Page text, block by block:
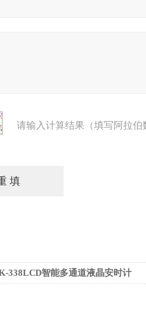
请输入计算结果（填写阿拉
338LCD智能多通道液晶安时计